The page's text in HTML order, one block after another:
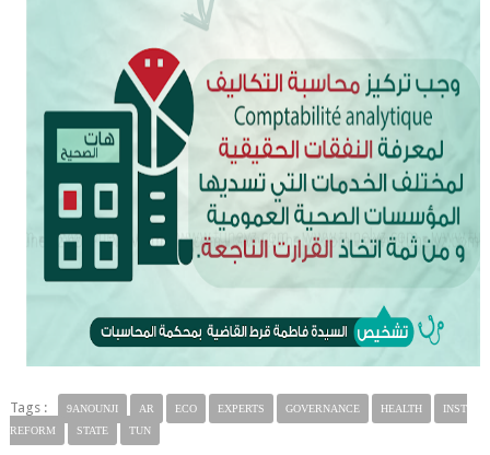
Tags : 9ANOUNJI AR ECO EXPERTS GOVERNANCE HEALTH
INST
REFORM
STATE TUN